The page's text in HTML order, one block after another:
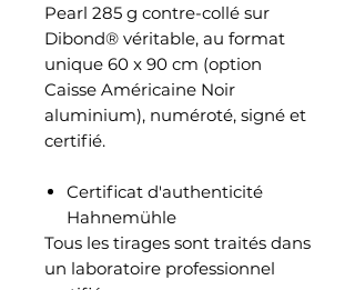
Pearl 285 g contre-collé sur
Dibond® véritable, au format
unique 60 x 90 cm (option
Caisse Américaine Noir
aluminium), numéroté, signé et
certifié.
Certificat d'authenticité
Hahnemühle
Tous les tirages sont traités dans
un laboratoire professionnel